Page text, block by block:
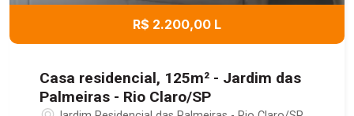
R$ 2.200,00 L
Casa residencial, 125m² - Jardim das
Palmeiras - Rio Claro/SP